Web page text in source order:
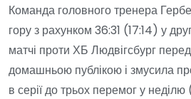
Команда головного тренера
гору з рахунком 36:31 (17:14) у
матчі проти ХБ Людвігсбург
домашньою публікою і змусила
в серії до трьох перемог у